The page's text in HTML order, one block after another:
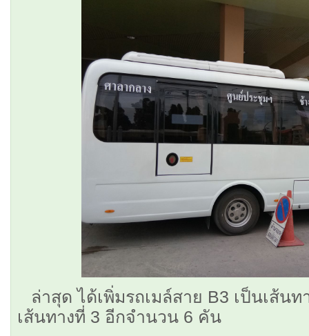
ล่าสุด ได้เพิ่มรถเมล์สาย B3 เป็นเส้น
เส้นทางที่ 3 อีกจำนวน 6 คัน